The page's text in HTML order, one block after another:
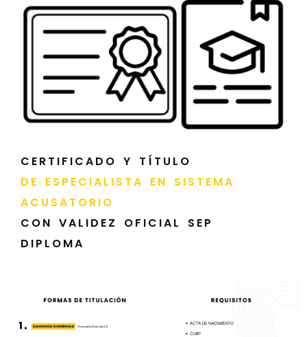
CERTIFICADO Y TÍTULO
DE ESPECIALISTA EN SISTEMA
ACUSATORIO
CON VALIDEZ OFICIAL SEP
DIPLOMA